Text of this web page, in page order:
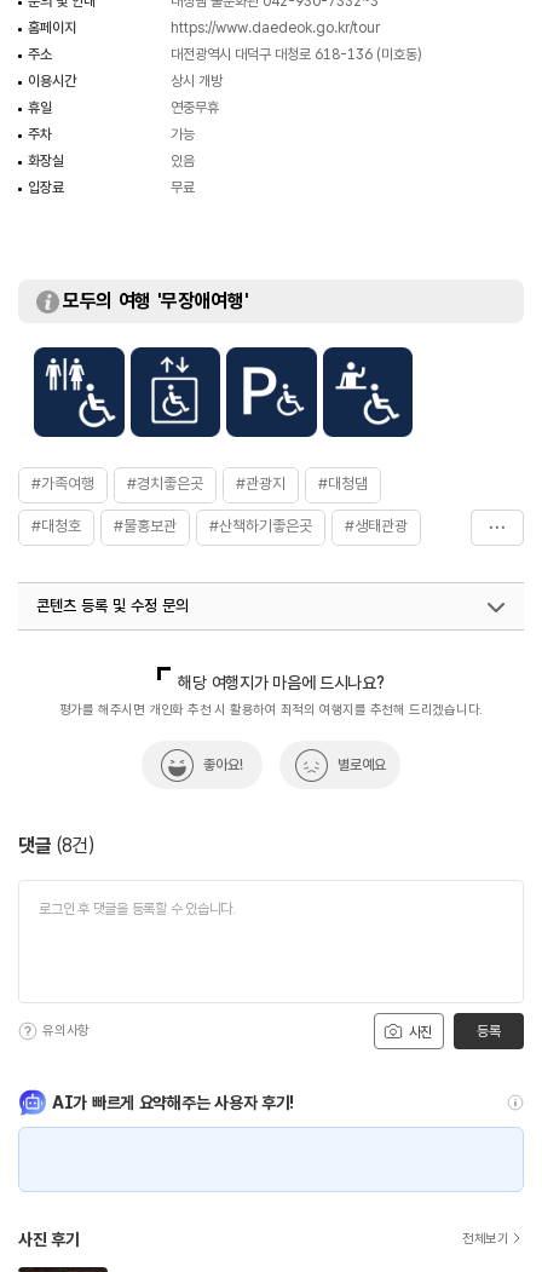
문의면과 현도면 오가리 사이의 경관이 빼어나다.
홈페이지
https://www.daedeok.go.kr/tour
주소
대전광역시 대덕구 대청로 618-136 (미호동)
이용시간
상시 개방
휴일
연중무휴
주차
가능
화장실
있음
입장료
무료
모두의 여행 '무장애여행'
#가족여행 #경치좋은곳 #관광지 #대청댐
#대청호 #물홍보관 #산책하기좋은곳 #생태관광
콘텐츠 등록 및 수정 문의
열린관광콘텐츠팀(열린관광-모두의여행)
033-738-3425
해당 여행지가 마음에 드시나요?
평가를 해주시면 개인화 추천 시 활용하여 최적의 여행지를 추천해 드리겠습니다.
좋아요! 별로예요
댓글 (8건)
사진
유의사항 등록
AI가 빠르게 요약해주는 사용자 후기!
사진 후기 전체보기